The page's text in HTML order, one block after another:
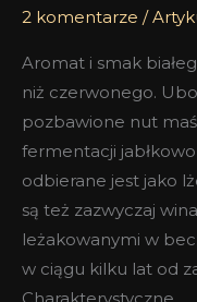
2 komentarze /
Aromat i smak
niż czerwonego.
pozbawione nut
fermentacji
odbierane jest jako
są też zazwyczaj
leżakowanymi w
w ciągu kilku lat od